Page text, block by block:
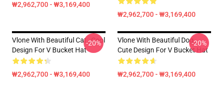
₩2,962,700 - ₩3,169,400
₩2,962,700 - ₩3,169,400
Vlone With Beautiful Cat , Cool
Design For V Bucket Hat
₩2,962,700 - ₩3,169,400
-20%
Vlone With Beautiful Dog ,
Cute Design For V Bucket Hat
₩2,962,700 - ₩3,169,400
-20%